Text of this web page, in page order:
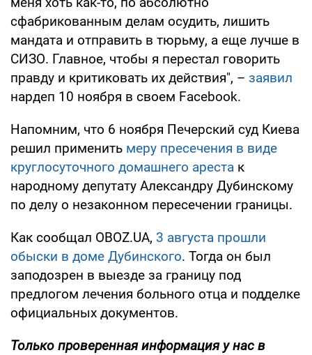
сфабрикованным делам осудить, лишить
мандата и отправить в тюрьму, а еще лучше в
СИЗО. Главное, чтобы я перестал говорить
правду и критиковать их действия", – заявил
нардеп 10 ноября в своем Facebook.
Напомним, что 6 ноября Печерский суд Киева
решил применить меру пресечения в виде
круглосуточного домашнего ареста к
народному депутату Александру Дубинскому
по делу о незаконном пересечении границы.
Как сообщал OBOZ.UA, 3 августа прошли
обыски в доме Дубинского. Тогда он был
заподозрен в выезде за границу под
предлогом лечения больного отца и подделке
официальных документов.
Только проверенная информация у нас в